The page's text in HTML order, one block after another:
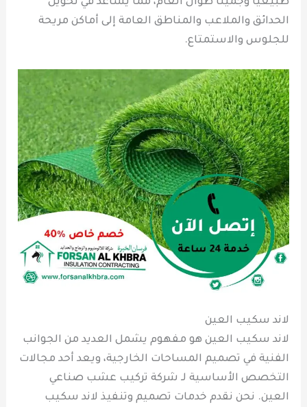
الحدائق والملاعب والمناطق العامة إلى أماكن مريحة
للجلوس والاستمتاع.
لاند سكيب العين
لاند سكيب العين هو مفهوم يشمل العديد من الجوانب
الفنية في تصميم المساحات الخارجية، ويعد أحد مجالات
التخصص الأساسية لـ شركة تركيب عشب صناعي
العين. نحن نقدم خدمات تصميم وتنفيذ لاند سكيب